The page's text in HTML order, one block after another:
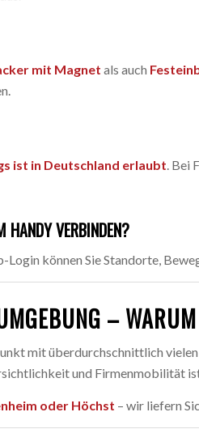
mit Magnet als auch
ist in Deutschland erlaubt .
HANDY VERBINDEN?
können Sie Standorte,
–
mit überdurchschnittlich
und Firmenmobilität
oder Höchst – wir liefern